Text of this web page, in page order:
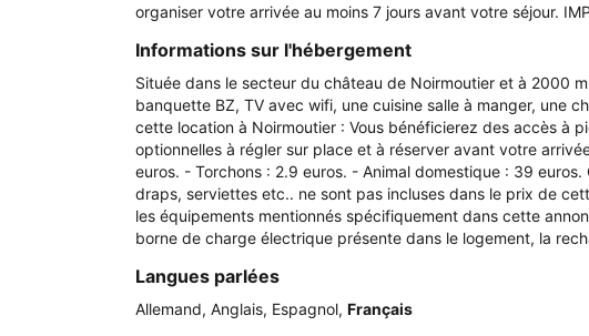
organiser votre arrivée au moins 7 jours avant votre séjour.
Informations sur l'hébergement
Située dans le secteur du château de Noirmoutier et à 2000
banquette BZ, TV avec wifi, une cuisine salle à manger, une
cette location à Noirmoutier : Vous bénéficierez des accès à
optionnelles à régler sur place et à réserver avant votre
euros. - Torchons : 2.9 euros. - Animal domestique : 39
draps, serviettes etc.. ne sont pas incluses dans le prix de
les équipements mentionnés spécifiquement dans cette
borne de charge électrique présente dans le logement, la
Langues parlées
Allemand, Anglais, Espagnol, Français